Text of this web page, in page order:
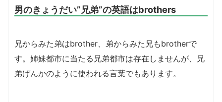
男のきょうだい”兄弟”の英語はbrothers
兄からみた弟はbrother、弟からみた兄もbrotherで
す。姉妹都市に当たる兄弟都市は存在しませんが、兄
弟げんかのように使われる言葉でもあります。